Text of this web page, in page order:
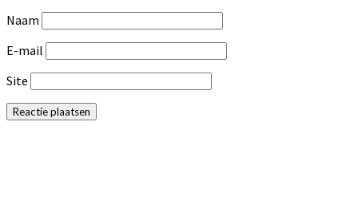
Naam
E-mail
Site